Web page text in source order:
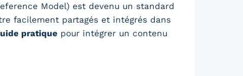
Model) est devenu un standard
facilement partagés et intégrés dans
pratique pour intégrer un contenu